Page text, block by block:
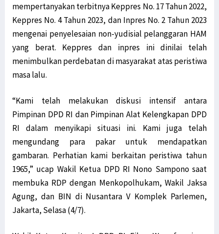
mempertanyakan terbitnya Keppres No. 17 Tahun 2022,
Keppres No. 4 Tahun 2023, dan Inpres No. 2 Tahun 2023
mengenai penyelesaian non-yudisial pelanggaran HAM
yang berat. Keppres dan inpres ini dinilai telah
menimbulkan perdebatan di masyarakat atas peristiwa
masa lalu.
“Kami telah melakukan diskusi intensif antara
Pimpinan DPD RI dan Pimpinan Alat Kelengkapan DPD
RI dalam menyikapi situasi ini. Kami juga telah
mengundang para pakar untuk mendapatkan
gambaran. Perhatian kami berkaitan peristiwa tahun
1965,” ucap Wakil Ketua DPD RI Nono Sampono saat
membuka RDP dengan Menkopolhukam, Wakil Jaksa
Agung, dan BIN di Nusantara V Komplek Parlemen,
Jakarta, Selasa (4/7).